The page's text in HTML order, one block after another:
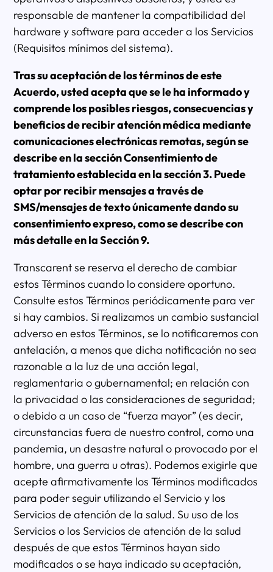
responsable de mantener la compatibilidad del
hardware y software para acceder a los Servicios
(Requisitos mínimos del sistema).
Tras su aceptación de los términos de este
Acuerdo, usted acepta que se le ha informado y
comprende los posibles riesgos, consecuencias y
beneficios de recibir atención médica mediante
comunicaciones electrónicas remotas, según se
describe en la sección Consentimiento de
tratamiento establecida en la sección 3. Puede
optar por recibir mensajes a través de
SMS/mensajes de texto únicamente dando su
consentimiento expreso, como se describe con
más detalle en la Sección 9.
Transcarent se reserva el derecho de cambiar
estos Términos cuando lo considere oportuno.
Consulte estos Términos periódicamente para ver
si hay cambios. Si realizamos un cambio sustancial
adverso en estos Términos, se lo notificaremos con
antelación, a menos que dicha notificación no sea
razonable a la luz de una acción legal,
reglamentaria o gubernamental; en relación con
la privacidad o las consideraciones de seguridad;
o debido a un caso de “fuerza mayor” (es decir,
circunstancias fuera de nuestro control, como una
pandemia, un desastre natural o provocado por el
hombre, una guerra u otras). Podemos exigirle que
acepte afirmativamente los Términos modificados
para poder seguir utilizando el Servicio y los
Servicios de atención de la salud. Su uso de los
Servicios o los Servicios de atención de la salud
después de que estos Términos hayan sido
modificados o se haya indicado su aceptación,